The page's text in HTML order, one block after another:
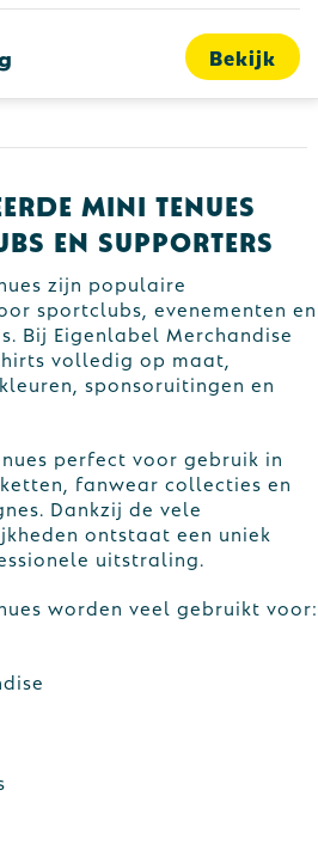
en buiten
Fiets
mutsen
Bekijk
mini tenues
en supporters
zijn populaire
sportclubs, evenementen en
Bij Eigenlabel Merchandise
volledig op maat,
sponsoruitingen en
perfect voor gebruik in
fanwear collecties en
Dankzij de vele
ontstaat een uniek
uitstraling.
worden veel gebruikt voor: